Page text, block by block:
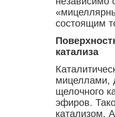
состоящим
катализа
мицеллами,
щелочного
эфиров.
катализом.